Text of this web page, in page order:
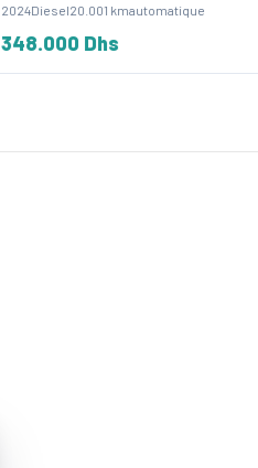
2024Diesel20.001 kmautomatique
348.000 Dhs